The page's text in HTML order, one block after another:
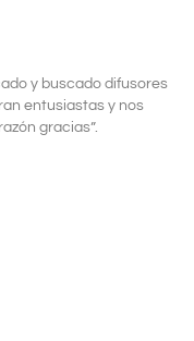
y buscado difusores
entusiastas y nos
gracias”.